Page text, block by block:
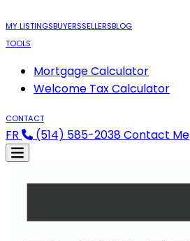
MY LISTINGSBUYERSSELLERSBLOG
TOOLS
Mortgage Calculator
Welcome Tax Calculator
CONTACT
FR (514) 585-2038Contact Me